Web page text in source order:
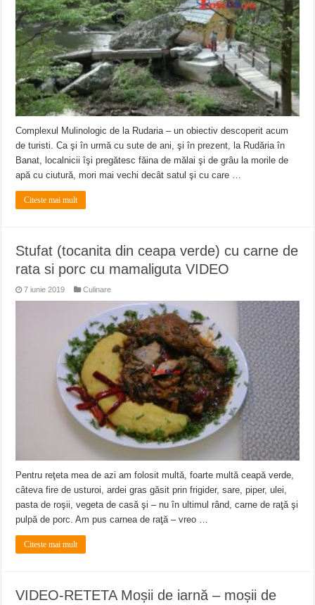
ANUNŢ OPRIRE APĂ în CARANSEBEȘ avarie
ANUNȚ OPRIRE APĂ în Reșița, cartier Țerova – avarie – 04.08.2026
Complexul Mulinologic de la Rudaria – un obiectiv descoperit acum
de turisti. Ca şi în urmă cu sute de ani, şi în prezent, la Rudăria în
Banat, localnicii îşi pregătesc făina de mălai şi de grâu la morile de
apă cu ciutură, mori mai vechi decât satul şi cu care …
Citeste mai mult
Stufat (tocanita din ceapa verde) cu carne de
rata si porc cu mamaliguta VIDEO
7 iunie 2019 Culinare
Pentru reţeta mea de azi am folosit multă, foarte multă ceapă verde,
câteva fire de usturoi, ardei gras găsit prin frigider, sare, piper, ulei,
pasta de roşii, vegeta de casă şi – nu în ultimul rând, carne de raţă şi
pulpă de porc. Am pus carnea de raţă – vreo …
Citeste mai mult
VIDEO-RETETA Moșii de iarnă – moșii de